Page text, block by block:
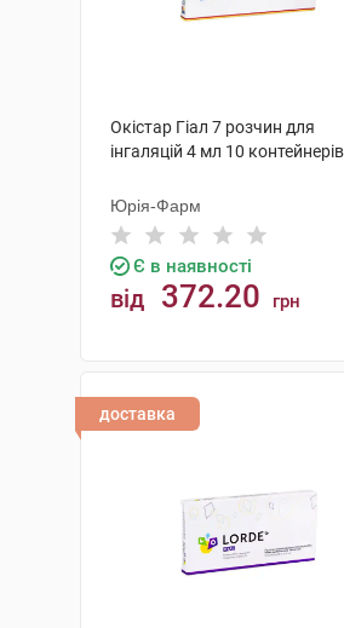
Окістар Гіал 7 розчин для
інгаляцій 4 мл 10 контейнерів
Юрія-Фарм
Є в наявності
від 372.20 грн
доставка